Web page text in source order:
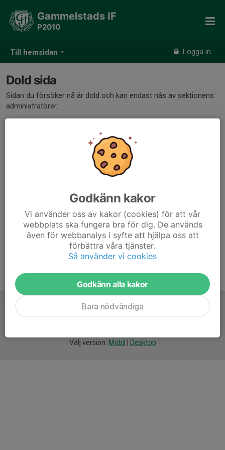
Till hemsidan Logga in
Gammelstads IF
P2010
Dold sida
Sidan du försöker nå är dold och kan endast nås av sektionens
administratörer.
Välj version: Mobil Desktop
Godkänn kakor
Vi använder oss av kakor (cookies) för att vår
webbplats ska fungera bra för dig. De används
även för webbanalys i syfte att hjälpa oss att
förbättra våra tjänster.
Så använder vi cookies
Godkänn alla kakor
Bara nödvändiga